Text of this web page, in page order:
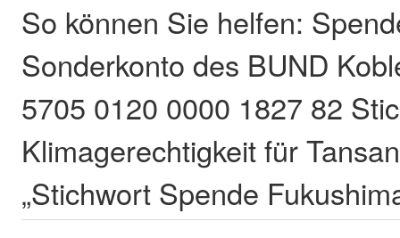
So können Sie helfen:
Sonderkonto des BUND
5705 0120 0000 1827 82
Klimagerechtigkeit für
„Stichwort Spende